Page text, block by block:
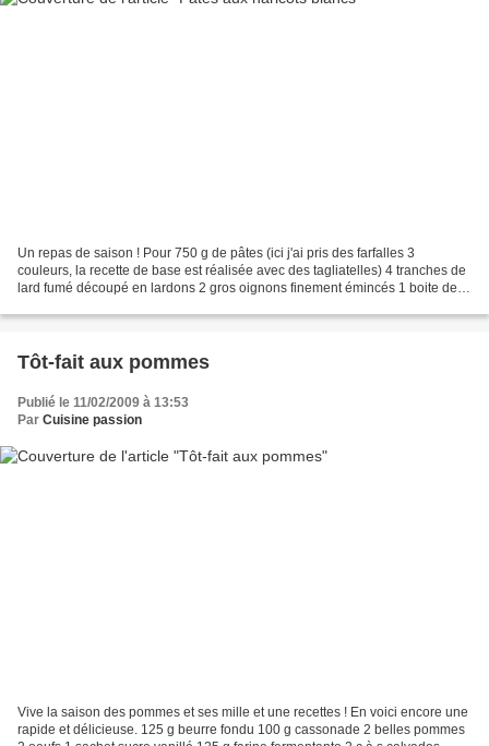
Un repas de saison ! Pour 750 g de pâtes (ici j'ai pris des farfalles 3
couleurs, la recette de base est réalisée avec des tagliatelles) 4 tranches de
lard fumé découpé en lardons 2 gros oignons finement émincés 1 boite de
Tôt-fait aux pommes
Publié le 11/02/2009 à 13:53
Par Cuisine passion
Vive la saison des pommes et ses mille et une recettes ! En voici encore une
rapide et délicieuse. 125 g beurre fondu 100 g cassonade 2 belles pommes